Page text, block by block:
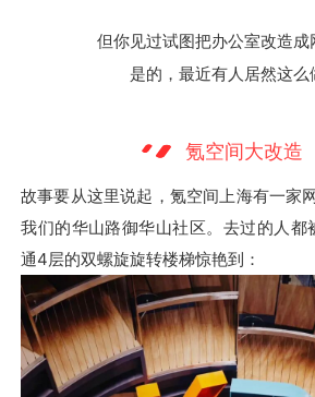
但你见过试图把办公室改造成
是的，最近有人居然这么
氪空间大改造
故事要从这里说起，氪空间上海有一家
我们的华山路御华山社区。去过的人
通4层的双螺旋旋转楼梯惊艳到：